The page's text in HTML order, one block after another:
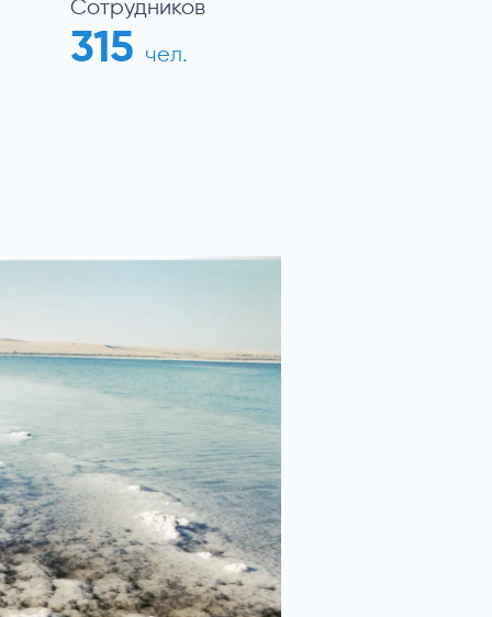
Cотрудников
315 чел.